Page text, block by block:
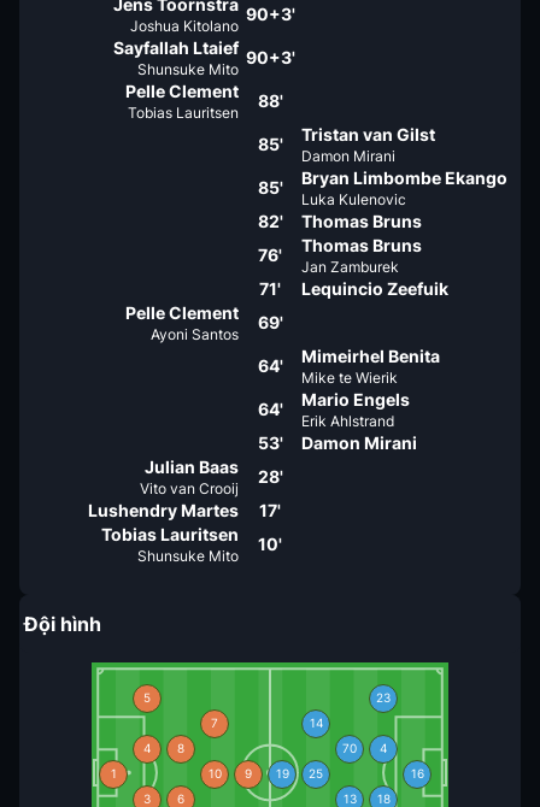
Jens Toornstra
Joshua Kitolano
90+3'
Sayfallah Ltaief
Shunsuke Mito
90+3'
Pelle Clement
Tobias Lauritsen
88'
85' Tristan van Gilst
Damon Mirani
85' Bryan Limbombe Ekango
Luka Kulenovic
82'
Thomas Bruns
76'
Thomas Bruns
Jan Zamburek
71'
Lequincio Zeefuik
Pelle Clement
Ayoni Santos
69'
64' Mimeirhel Benita
Mike te Wierik
64' Mario Engels
Erik Ahlstrand
53'
Damon Mirani
Julian Baas
Vito van Crooij
28'
Lushendry Martes
17'
Tobias Lauritsen
Shunsuke Mito
10'
Đội hình
1
5
4
3
8
6
7
10 9 19
14
25
70
13
23
4
18
16